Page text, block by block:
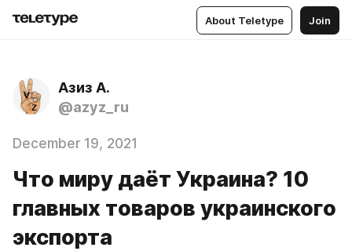
About Teletype Join
Азиз А.
@azyz_ru
December 19, 2021
Что миру даёт Украина? 10
главных товаров украинского
экспорта